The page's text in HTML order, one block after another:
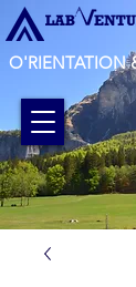
O'RIENTATION